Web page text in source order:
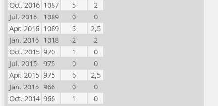
Oct. 2016 1087 5
2
Jul. 2016
1089 0
0
Apr. 2016 1089 5
2,5
Jan. 2016 1018 2
2
Oct. 2015 970 1
0
Jul. 2015
975 0
0
Apr. 2015 975 6
2,5
Jan. 2015 966 0
0
Oct. 2014 966 1
0